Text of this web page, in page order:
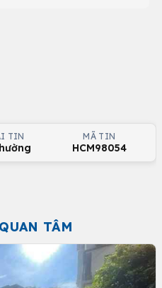
TIN MÃ TIN
HCM98054
TÂM